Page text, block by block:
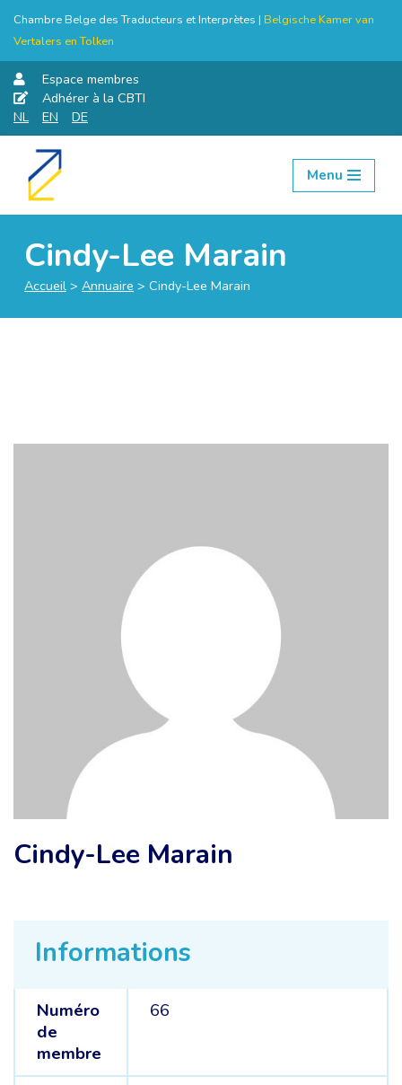
Chambre Belge des Traducteurs et Interprètes | Belgische Kamer van
Vertalers en Tolken
Espace membres
Adhérer à la CBTI
NL
EN DE
Aller
Menu
Cindy-Lee Marain
Accueil > Annuaire > Cindy-Lee Marain
Informations
Numéro
de
membre
66
Cindy-Lee Marain